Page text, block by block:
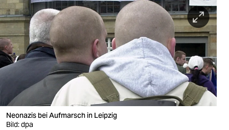
berlin
nord
wahrheit
verlag
verlag
veranstaltungen
Neonazis bei Aufmarsch in Leipzig
Bild: dpa